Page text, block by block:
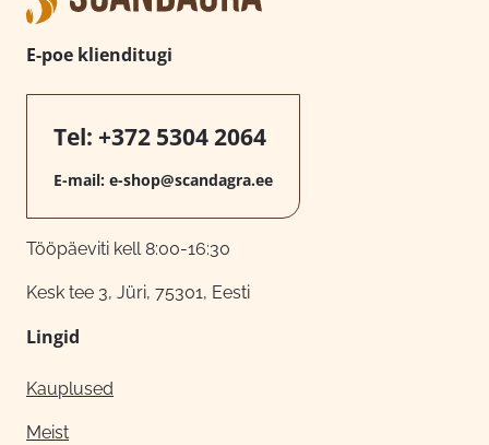
E-poe klienditugi
Tel: +372 5304 2064
E-mail: e-shop@scandagra.ee
Tööpäeviti kell 8:00-16:30
Kesk tee 3, Jüri, 75301, Eesti
Lingid
Kauplused
Meist